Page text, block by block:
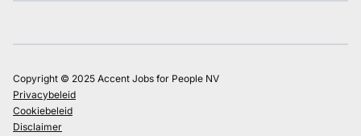
Copyright © 2025 Accent Jobs for People NV
Privacybeleid
Cookiebeleid
Disclaimer